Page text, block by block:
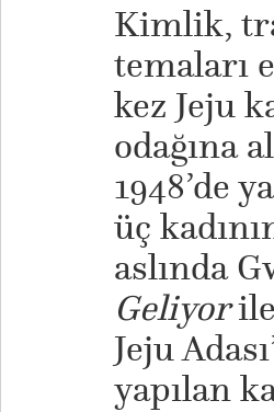
​Kimlik,
temaları
kez Jeju
odağına
1948’de
üç
aslında
Geliyor
Jeju
yapılan